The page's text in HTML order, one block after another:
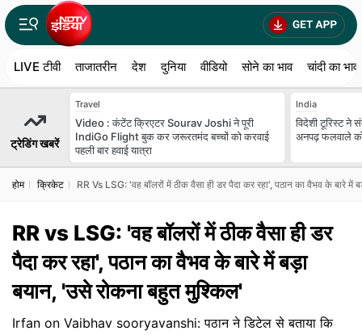
LIVE टीवी ताजातरीन देश दुनिया वीडियो सोने का भाव चांदी का भाव
ट्रेडिंग खबरें
Travel
Video : कंटेंट क्र‍िएटर Sourav Joshi ने पूरी
IndiGo Flight बुक कर जरूरतमंद बच्चों को करवाई
पहली बार हवाई यात्रा
India
विदेशी टूरिस्ट ने
अनपढ़ फलवाले को
होम क्रिकेट RR Vs LSG: 'वह बॉलरों में ठीक वैसा ही डर पैदा कर रहा', पठान का वैभव के बारे में
RR vs LSG: 'वह बॉलरों में ठीक वैसा ही डर
पैदा कर रहा', पठान का वैभव के बारे में बड़ा
बयान, 'उसे रोकना बहुत मुश्किल'
Irfan on Vaibhav sooryavanshi: पठान ने डिटेल से बताया कि